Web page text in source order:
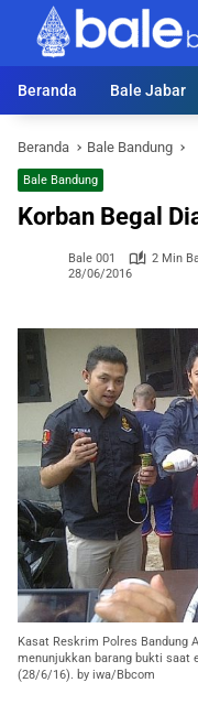
Langsung
konten
Beranda
Bale Jabar
Beranda Bale Bandung
Bale Bandung
Korban Begal
Bale 001
2 Min
28/06/2016
Kasat Reskrim Polres Bandung
menunjukkan barang bukti saat
(28/6/16). by iwa/Bbcom